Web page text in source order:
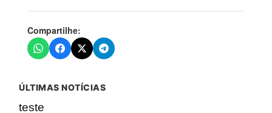
Compartilhe:
ÚLTIMAS NOTÍCIAS
teste